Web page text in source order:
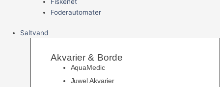
Foderautomater
Saltvand
Akvarier & Borde
AquaMedic
Juwel Akvarier